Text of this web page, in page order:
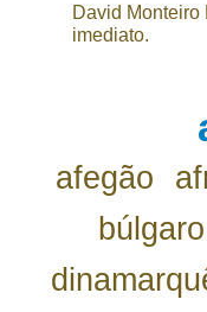
David Monteiro
imediato.
afegão
búlgaro